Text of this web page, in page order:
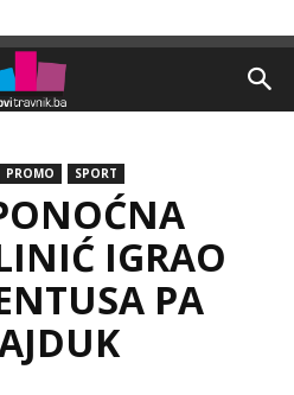
PROMO SPORT
IGRAO
PA